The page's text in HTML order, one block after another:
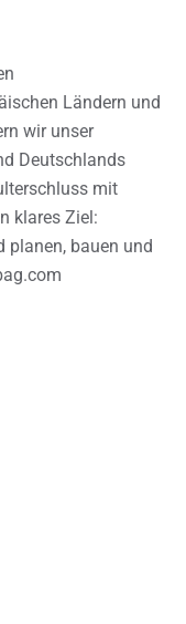
Ländern und
wir unser
Deutschlands
mit
klares Ziel:
planen, bauen und